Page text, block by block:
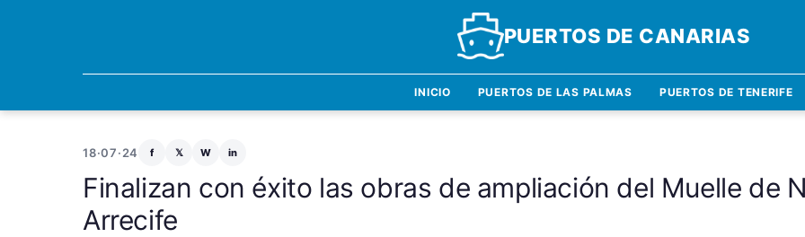
PUERTOS DE CANARIAS
INICIO PUERTOS DE LAS PALMAS PUERTOS DE TENERIFE
18·07·24 f 𝕏 W in
Finalizan con éxito las obras de ampliación del Muelle de
Arrecife